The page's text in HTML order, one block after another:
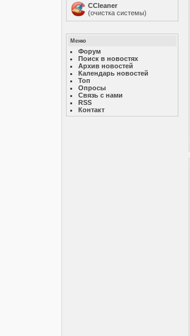
ССleaner
(очистка системы)
Меню
Форум
Поиск в новостях
Архив новостей
Календарь новостей
Топ
Опросы
Связь с нами
RSS
Контакт